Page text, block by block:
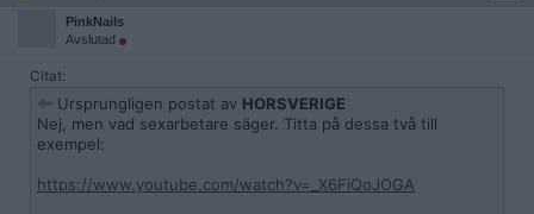
PinkNails
Avslutad
Citat:
Ursprungligen postat av HORSVERIGE
Nej, men vad sexarbetare säger. Titta på dessa två till
exempel:
https://www.youtube.com/watch?v=_X6FiQoJOGA